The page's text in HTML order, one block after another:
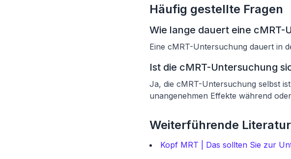
Häufig gestellte Fragen
Wie lange dauert eine cMRT-
Eine cMRT-Untersuchung dauert in
Ist die cMRT-Untersuchung
Ja, die cMRT-Untersuchung selbst
unangenehmen Effekte während
Weiterführende Literatur
Kopf MRT | Das sollten Sie zur